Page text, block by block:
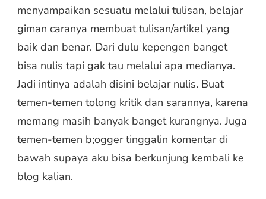
menyampaikan sesuatu melalui tulisan, belajar
giman caranya membuat tulisan/artikel yang
baik dan benar. Dari dulu kepengen banget
bisa nulis tapi gak tau melalui apa medianya.
Jadi intinya adalah disini belajar nulis. Buat
temen-temen tolong kritik dan sarannya, karena
memang masih banyak banget kurangnya. Juga
temen-temen b;ogger tinggalin komentar di
bawah supaya aku bisa berkunjung kembali ke
blog kalian.